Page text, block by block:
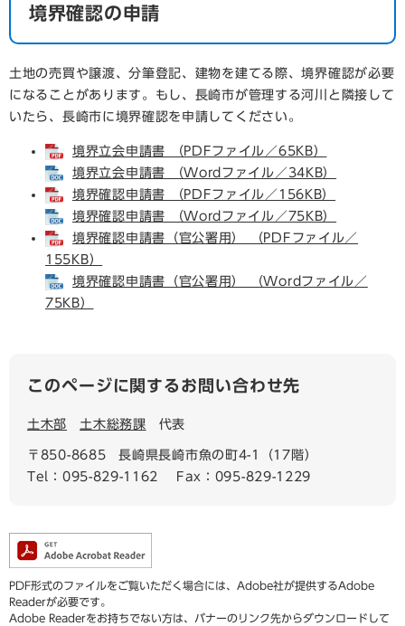
境界確認の申請
土地の売買や譲渡、分筆登記、建物を建てる際、境界確認が必要
になることがあります。もし、長崎市が管理する河川と隣接して
いたら、長崎市に境界確認を申請してください。
境界立会申請書 （PDFファイル／65KB）
境界立会申請書 （Wordファイル／34KB）
境界確認申請書 （PDFファイル／156KB）
境界確認申請書 （Wordファイル／75KB）
境界確認申請書（官公署用） （PDFファイル／
155KB）
境界確認申請書（官公署用） （Wordファイル／
75KB）
このページに関するお問い合わせ先
土木部 土木総務課 代表
〒850-8685
長崎県長崎市魚の町4-1（17階）
Tel：095-829-1162
Fax：095-829-1229
PDF形式のファイルをご覧いただく場合には、Adobe社が提供するAdobe
Readerが必要です。
Adobe Readerをお持ちでない方は、バナーのリンク先からダウンロードして